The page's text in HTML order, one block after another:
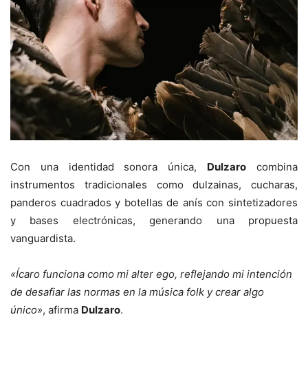
Con una identidad sonora única, Dulzaro combina
instrumentos tradicionales como dulzainas, cucharas,
panderos cuadrados y botellas de anís con sintetizadores
y bases electrónicas, generando una propuesta
vanguardista.
«Ícaro funciona como mi alter ego, reflejando mi intención
de desafiar las normas en la música folk y crear algo
único», afirma Dulzaro.